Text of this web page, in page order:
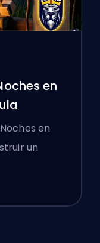
en
en
un